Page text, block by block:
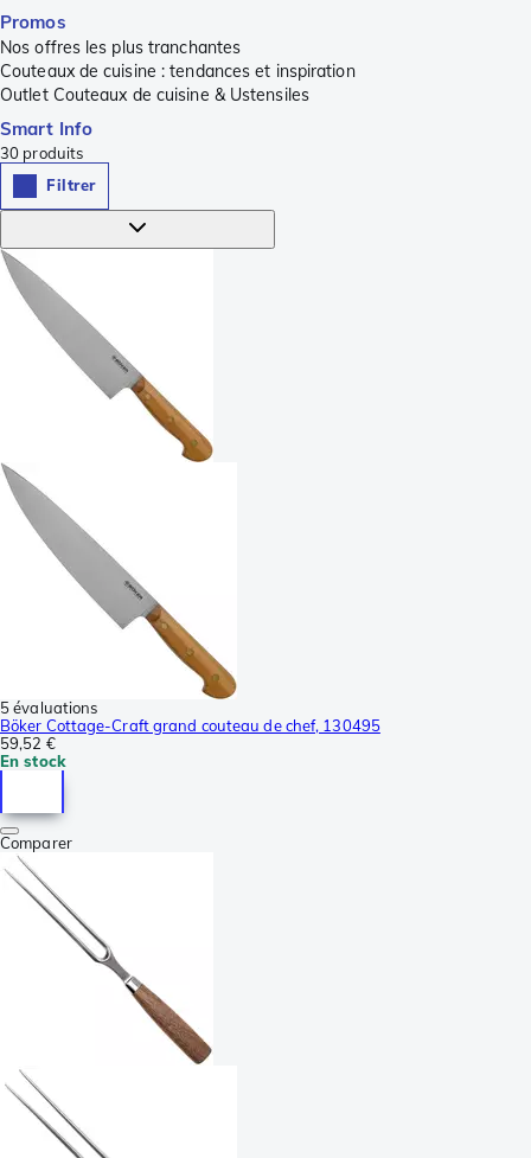
Promos
Nos offres les plus tranchantes
Couteaux de cuisine : tendances et inspiration
Outlet Couteaux de cuisine & Ustensiles
Smart Info
30 produits
Filtrer
5 évaluations
Böker Cottage-Craft grand couteau de chef, 130495
59,52 €
En stock
Comparer